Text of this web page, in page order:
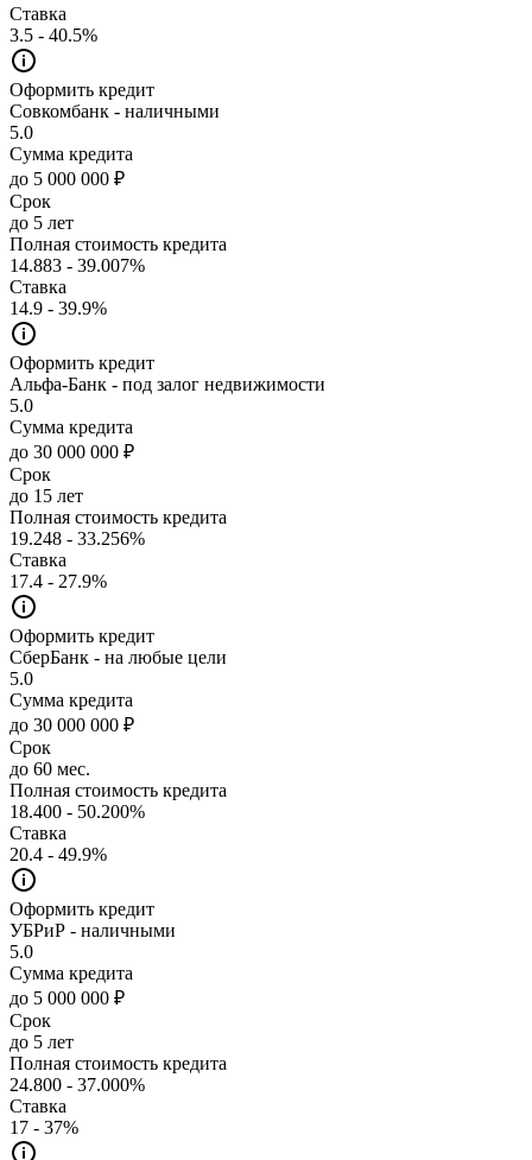
Ставка
3.5 - 40.5%
Оформить кредит
Совкомбанк - наличными
5.0
Сумма кредита
до 5 000 000 ₽
Срок
до 5 лет
Полная стоимость кредита
14.883 - 39.007%
Ставка
14.9 - 39.9%
Оформить кредит
Альфа-Банк - под залог недвижимости
5.0
Сумма кредита
до 30 000 000 ₽
Срок
до 15 лет
Полная стоимость кредита
19.248 - 33.256%
Ставка
17.4 - 27.9%
Оформить кредит
СберБанк - на любые цели
5.0
Сумма кредита
до 30 000 000 ₽
Срок
до 60 мес.
Полная стоимость кредита
18.400 - 50.200%
Ставка
20.4 - 49.9%
Оформить кредит
УБРиР - наличными
5.0
Сумма кредита
до 5 000 000 ₽
Срок
до 5 лет
Полная стоимость кредита
24.800 - 37.000%
Ставка
17 - 37%